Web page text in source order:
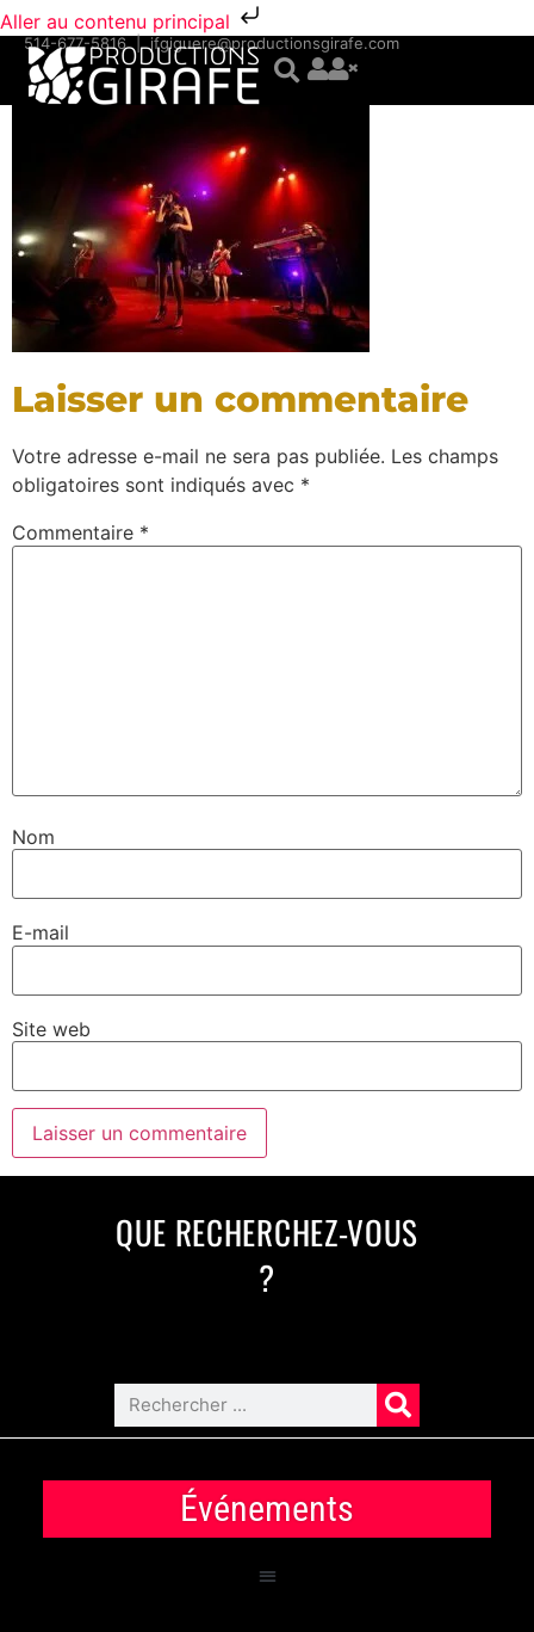
Aller au contenu principal
514-677-5816|jfgiguere@productionsgirafe.com
Laisser un commentaire
Votre adresse e-mail ne sera pas publiée. Les champs
obligatoires sont indiqués avec *
Commentaire *
Nom
E-mail
Site web
QUE RECHERCHEZ-VOUS
?
Événements